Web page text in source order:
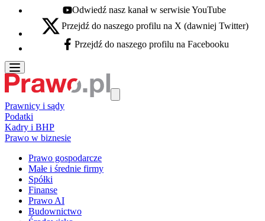
Youtube - otwiera się w nowej karcie
Odwiedź nasz kanał w serwisie YouTube
X - otwiera się w nowej karcie
Przejdź do naszego profilu na X (dawniej Twitter)
Facebook - otwiera się w nowej karcie
Przejdź do naszego profilu na Facebooku
Prawnicy i sądy
Podatki
Kadry i BHP
Prawo w biznesie
Prawo gospodarcze
Małe i średnie firmy
Spółki
Finanse
Prawo AI
Budownictwo